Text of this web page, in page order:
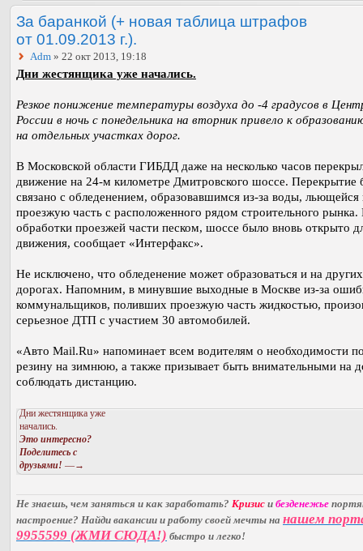
За баранкой (+ новая таблица штрафов
от 01.09.2013 г.).
Adm » 22 окт 2013, 19:18
Дни жестянщика уже начались.
Резкое понижение температуры воздуха до -4 градусов в
России в ночь с понедельника на вторник привело к
на отдельных участках дорог.
В Московской области ГИБДД даже на несколько часов
движение на 24-м километре Дмитровского шоссе. Перекрытие
связано с обледенением, образовавшимся из-за воды, льющейся
проезжую часть с расположенного рядом строительного рынка.
обработки проезжей части песком, шоссе было вновь открыто
движения, сообщает «Интерфакс».
Не исключено, что обледенение может образоваться и на других
дорогах. Напомним, в минувшие выходные в Москве из-за
коммунальщиков, поливших проезжую часть жидкостью,
серьезное ДТП с участием 30 автомобилей.
«Авто Mail.Ru» напоминает всем водителям о необходимости
резину на зимнюю, а также призывает быть внимательными на
соблюдать дистанцию.
Дни жестянщика уже
начались.
Это интересно?
Поделитесь с
друзьями! —→
Не знаешь, чем заняться и как заработать? Кризис и безденежье
настроение? Найди вакансии и работу своей мечты на нашем
9955599 (ЖМИ СЮДА!) быстро и легко!